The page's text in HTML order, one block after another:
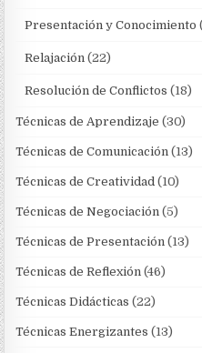
Presentación y Conocimiento
Relajación (22)
Resolución de Conflictos (18)
Técnicas de Aprendizaje (30)
Técnicas de Comunicación (13)
Técnicas de Creatividad (10)
Técnicas de Negociación (5)
Técnicas de Presentación (13)
Técnicas de Reflexión (46)
Técnicas Didácticas (22)
Técnicas Energizantes (13)